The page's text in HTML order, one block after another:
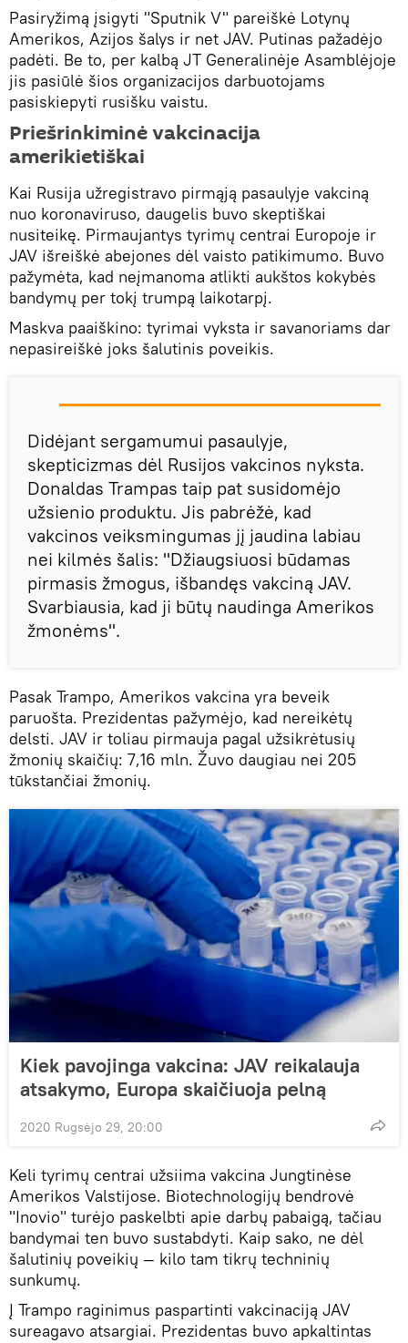
Pasiryžimą įsigyti "Sputnik V" pareiškė Lotynų
Amerikos, Azijos šalys ir net JAV. Putinas pažadėjo
padėti. Be to, per kalbą JT Generalinėje Asamblėjoje
jis pasiūlė šios organizacijos darbuotojams
pasiskiepyti rusišku vaistu.
Priešrinkiminė vakcinacija
amerikietiškai
Kai Rusija užregistravo pirmąją pasaulyje vakciną
nuo koronaviruso, daugelis buvo skeptiškai
nusiteikę. Pirmaujantys tyrimų centrai Europoje ir
JAV išreiškė abejones dėl vaisto patikimumo. Buvo
pažymėta, kad neįmanoma atlikti aukštos kokybės
bandymų per tokį trumpą laikotarpį.
Maskva paaiškino: tyrimai vyksta ir savanoriams dar
nepasireiškė joks šalutinis poveikis.
Didėjant sergamumui pasaulyje,
skepticizmas dėl Rusijos vakcinos nyksta.
Donaldas Trampas taip pat susidomėjo
užsienio produktu. Jis pabrėžė, kad
vakcinos veiksmingumas jį jaudina labiau
nei kilmės šalis: "Džiaugsiuosi būdamas
pirmasis žmogus, išbandęs vakciną JAV.
Svarbiausia, kad ji būtų naudinga Amerikos
žmonėms".
Pasak Trampo, Amerikos vakcina yra beveik
paruošta. Prezidentas pažymėjo, kad nereikėtų
delsti. JAV ir toliau pirmauja pagal užsikrėtusių
žmonių skaičių: 7,16 mln. Žuvo daugiau nei 205
tūkstančiai žmonių.
Kiek pavojinga vakcina: JAV reikalauja
atsakymo, Europa skaičiuoja pelną
2020 Rugsėjo 29, 20:00
Keli tyrimų centrai užsiima vakcina Jungtinėse
Amerikos Valstijose. Biotechnologijų bendrovė
"Inovio" turėjo paskelbti apie darbų pabaigą, tačiau
bandymai ten buvo sustabdyti. Kaip sako, ne dėl
šalutinių poveikių — kilo tam tikrų techninių
sunkumų.
Į Trampo raginimus paspartinti vakcinaciją JAV
sureagavo atsargiai. Prezidentas buvo apkaltintas